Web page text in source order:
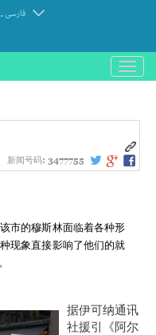
.فارسی
باز
و
کردن
新闻号码: 3477755
市的穆斯林面临着各种形
现象直接影响了他们的就
据伊可纳通讯
社援引《阿尔